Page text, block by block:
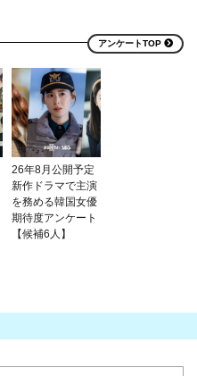
アンケートTOP
26年8月公開予定
新作ドラマで主演
を務める韓国女優
期待度アンケート
【候補6人】